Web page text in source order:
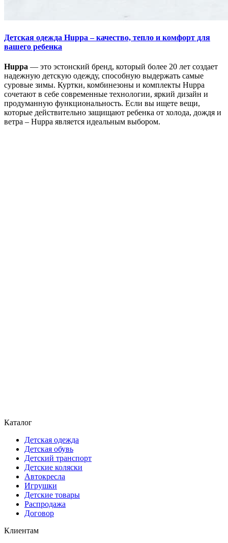
Детская одежда Huppa – качество, тепло и комфорт для
вашего ребенка
Huppa — это эстонский бренд, который более 20 лет создает
надежную детскую одежду, способную выдержать самые
суровые зимы. Куртки, комбинезоны и комплекты Huppa
сочетают в себе современные технологии, яркий дизайн и
продуманную функциональность. Если вы ищете вещи,
которые действительно защищают ребенка от холода, дождя и
ветра – Huppa является идеальным выбором.
Каталог
Детская одежда
Детская обувь
Детский транспорт
Детские коляски
Автокресла
Игрушки
Детские товары
Распродажа
Договор
Клиентам